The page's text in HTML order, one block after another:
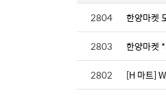
2804
한양마켓
2803
한양마켓
2802
[H 마트]